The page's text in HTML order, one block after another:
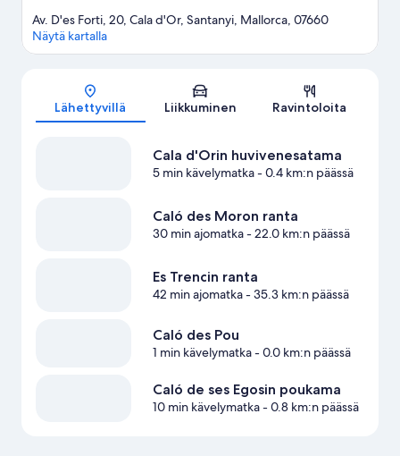
Kartta
Av. D'es Forti, 20, Cala d'Or, Santanyi, Mallorca, 07660
Näytä kartalla
Lähettyvillä Liikkuminen Ravintoloita
Cala d'Orin huvivenesatama
5 min kävelymatka- 0.4 km:n päässä
Caló des Moron ranta
30 min ajomatka- 22.0 km:n päässä
Es Trencin ranta
42 min ajomatka- 35.3 km:n päässä
Caló des Pou
1 min kävelymatka- 0.0 km:n päässä
Caló de ses Egosin poukama
10 min kävelymatka- 0.8 km:n päässä